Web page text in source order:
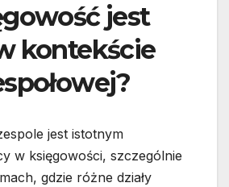
jest
kontekście
jest istotnym
w księgowości, szczególnie
gdzie różne działy